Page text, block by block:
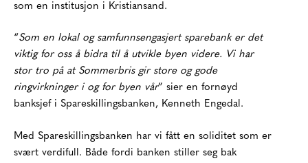
som en institusjon i Kristiansand.
“Som en lokal og samfunnsengasjert sparebank er det
viktig for oss å bidra til å utvikle byen videre. Vi har
stor tro på at Sommerbris gir store og gode
ringvirkninger i og for byen vår” sier en fornøyd
banksjef i Spareskillingsbanken, Kenneth Engedal.
Med Spareskillingsbanken har vi fått en soliditet som er
svært verdifull. Både fordi banken stiller seg bak